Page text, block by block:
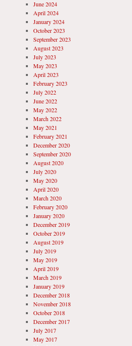
June 2024
April 2024
January 2024
October 2023
September 2023
August 2023
July 2023
May 2023
April 2023
February 2023
July 2022
June 2022
May 2022
March 2022
May 2021
February 2021
December 2020
September 2020
August 2020
July 2020
May 2020
April 2020
March 2020
February 2020
January 2020
December 2019
October 2019
August 2019
July 2019
May 2019
April 2019
March 2019
January 2019
December 2018
November 2018
October 2018
December 2017
July 2017
May 2017